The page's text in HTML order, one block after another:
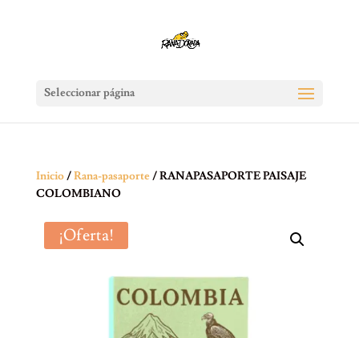
Seleccionar página
Inicio/Rana-pasaporte/ RANAPASAPORTE PAISAJE
COLOMBIANO
¡Oferta!